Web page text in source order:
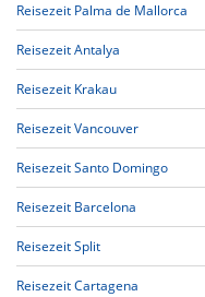
Reisezeit Palma de Mallorca
Reisezeit Antalya
Reisezeit Krakau
Reisezeit Vancouver
Reisezeit Santo Domingo
Reisezeit Barcelona
Reisezeit Split
Reisezeit Cartagena